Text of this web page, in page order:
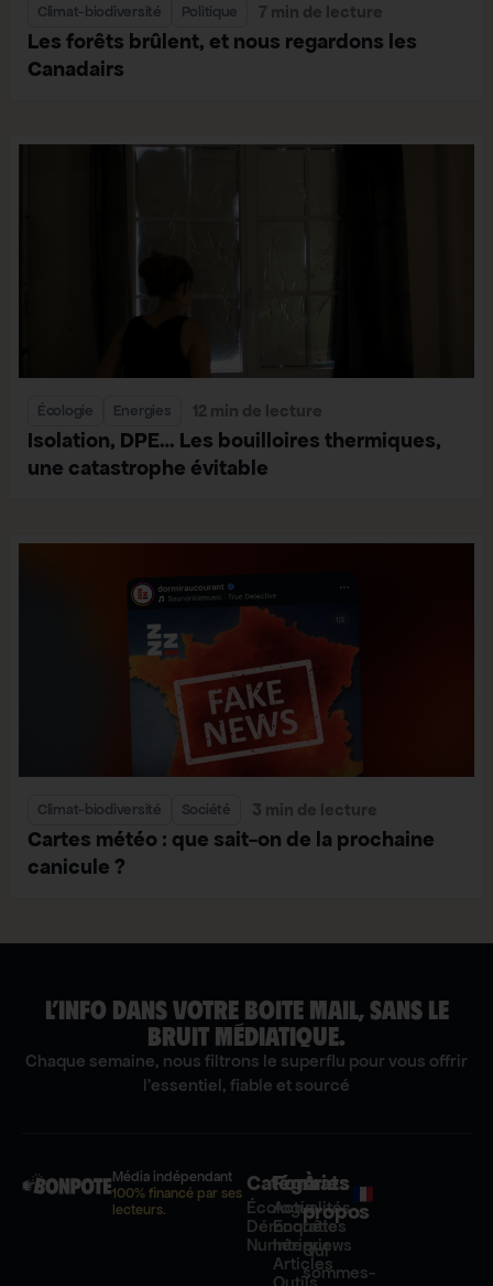
Climat-biodiversité Politique 7 min de lecture
Les forêts brûlent, et nous regardons les
Canadairs
Écologie Energies 12 min de lecture
Isolation, DPE… Les bouilloires thermiques,
une catastrophe évitable
Climat-biodiversité Société 3 min de lecture
Cartes météo : que sait-on de la prochaine
canicule ?
L’INFO DANS VOTRE BOITE MAIL, SANS LE
BRUIT MÉDIATIQUE.
Chaque semaine, nous filtrons le superflu pour vous offrir
l'essentiel, fiable et sourcé
Média indépendant
100% financé par ses
lecteurs.
Catégories
Écologie
Démocratie
Numérique
Formats
Actualités
Enquêtes
Interviews
Articles
À
propos
Qui
sommes-